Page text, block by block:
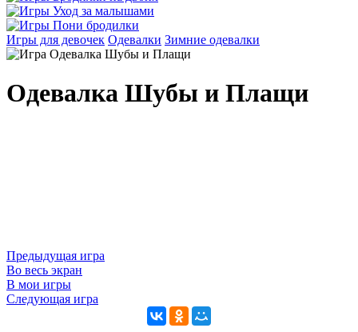
Игры для девочек Одевалки Зимние одевалки
Одевалка Шубы и Плащи
Предыдущая игра
Во весь экран
В мои игры
Следующая игра